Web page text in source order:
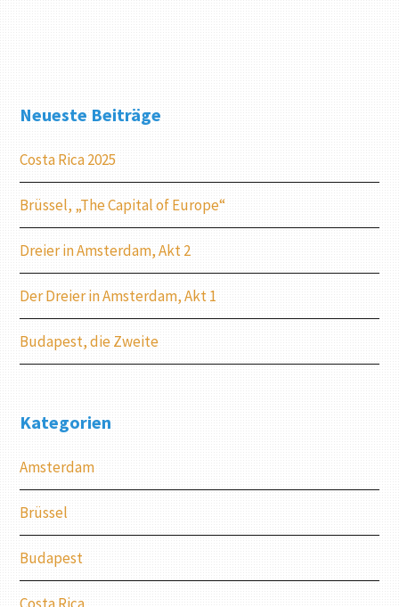
Neueste Beiträge
Costa Rica 2025
Brüssel, „The Capital of Europe“
Dreier in Amsterdam, Akt 2
Der Dreier in Amsterdam, Akt 1
Budapest, die Zweite
Kategorien
Amsterdam
Brüssel
Budapest
Costa Rica